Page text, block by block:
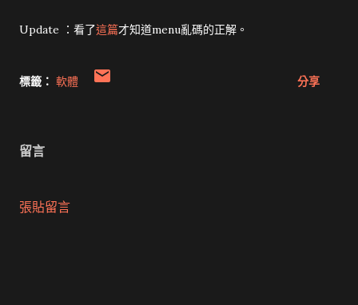
Update ：看了這篇才知道menu亂碼的正解。
標籤： 軟體 分享
留言
張貼留言